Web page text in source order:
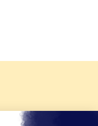
d'été 2026 de KTO